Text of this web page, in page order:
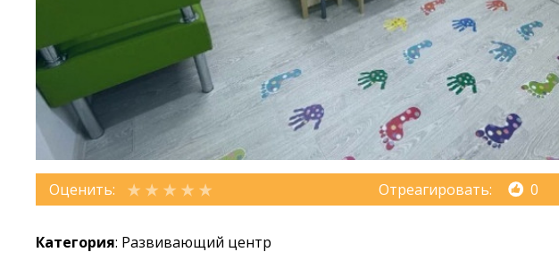
Оценить: Отреагировать: 0
Категория: Развивающий центр